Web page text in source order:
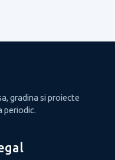
gradina si proiecte
periodic.